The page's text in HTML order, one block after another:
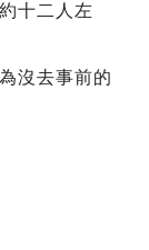
十二人左
沒去事前的